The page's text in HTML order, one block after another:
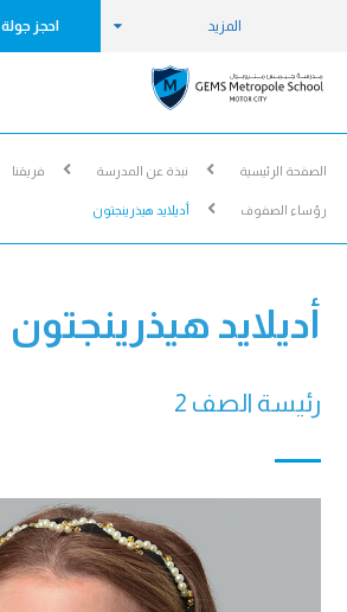
المزيد احجز جولة
الصفحة الرئيسية نبذة عن المدرسة فريقنا
رؤساء الصفوف أديلايد هيذرينجتون
أديلايد هيذرينجتون
رئيسة الصف 2